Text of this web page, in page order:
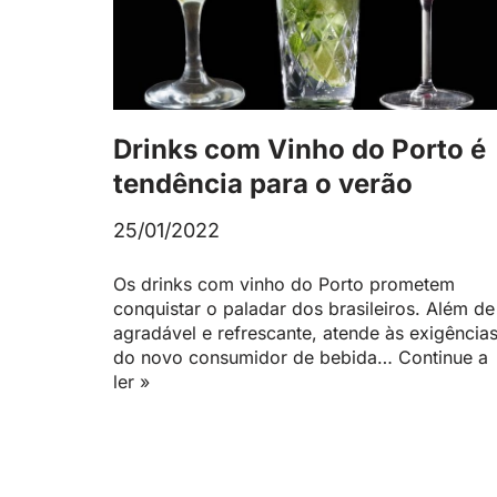
Drinks com Vinho do Porto é
tendência para o verão
25/01/2022
Os drinks com vinho do Porto prometem
conquistar o paladar dos brasileiros. Além de
agradável e refrescante, atende às exigências
do novo consumidor de bebida… Continue a
ler »